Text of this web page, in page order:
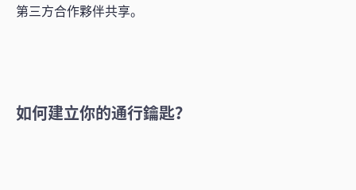
第三方合作夥伴共享。
如何建立你的通行鑰匙？